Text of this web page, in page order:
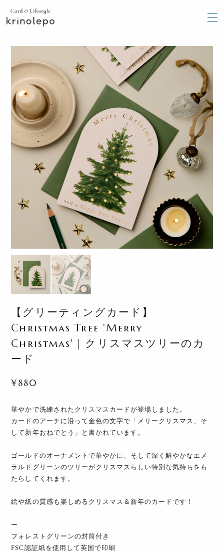
【グリーティングカード】
Christmas Tree 'Merry
Christmas'｜クリスマスツリーのカ
ード
¥880
華やかで洗練されたクリスマスカードが登場しました。
カードのアーチに沿って金色の文字で「メリークリスマス、そ
して新年おねでとう」と書かれています。
ゴールドのオーナメントで華やかに、そして深く鮮やかなエメ
ラルドグリーンのツリーがクリスマスらしい特別な気持ちをも
たらしてくれます。
絵や紙の質感も楽しめるクリスマス＆新年のカードです！
ー
フォレストグリーンの封筒付き
FSC認証紙を使用して英国で印刷